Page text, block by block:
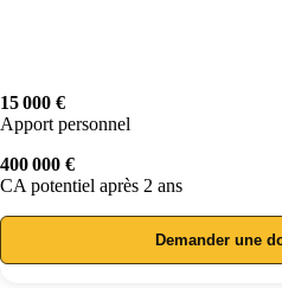
15 000 €
Apport personnel
400 000 €
CA potentiel après 2 ans
Demander une